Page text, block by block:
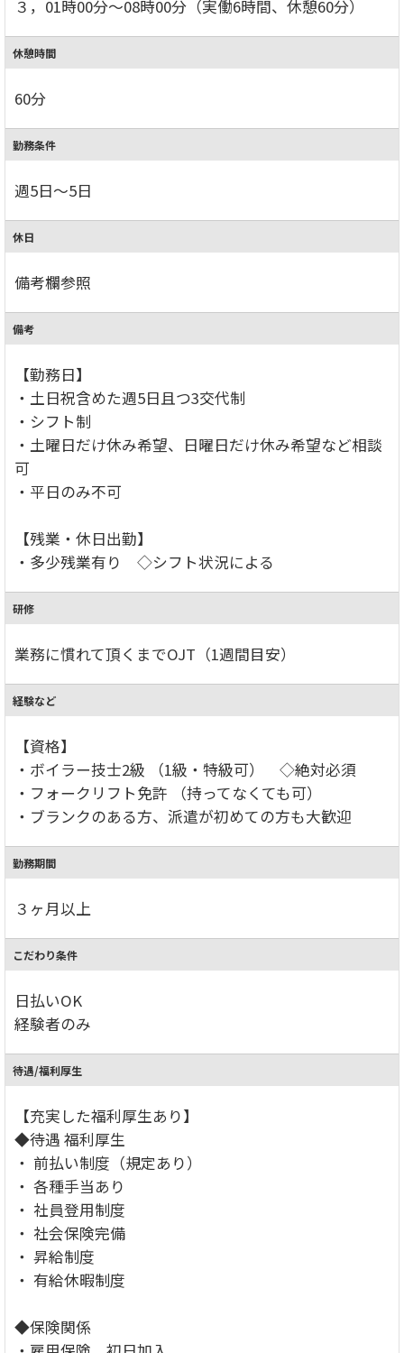
３，01時00分～08時00分（実働6時間、休憩60分）
休憩時間
60分
勤務条件
週5日～5日
休日
備考欄参照
備考
【勤務日】
・土日祝含めた週5日且つ3交代制
・シフト制
・土曜日だけ休み希望、日曜日だけ休み希望など相談
可
・平日のみ不可
【残業・休日出勤】
・多少残業有り ◇シフト状況による
研修
業務に慣れて頂くまでOJT（1週間目安）
経験など
【資格】
・ボイラー技士2級 （1級・特級可） ◇絶対必須
・フォークリフト免許 （持ってなくても可）
・ブランクのある方、派遣が初めての方も大歓迎
勤務期間
３ヶ月以上
こだわり条件
日払いOK
経験者のみ
待遇/福利厚生
【充実した福利厚生あり】
◆待遇 福利厚生
・ 前払い制度（規定あり）
・ 各種手当あり
・ 社員登用制度
・ 社会保険完備
・ 昇給制度
・ 有給休暇制度
◆保険関係